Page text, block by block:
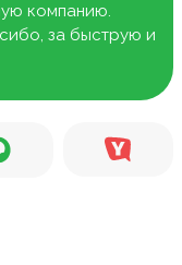
компанию.
за быструю и